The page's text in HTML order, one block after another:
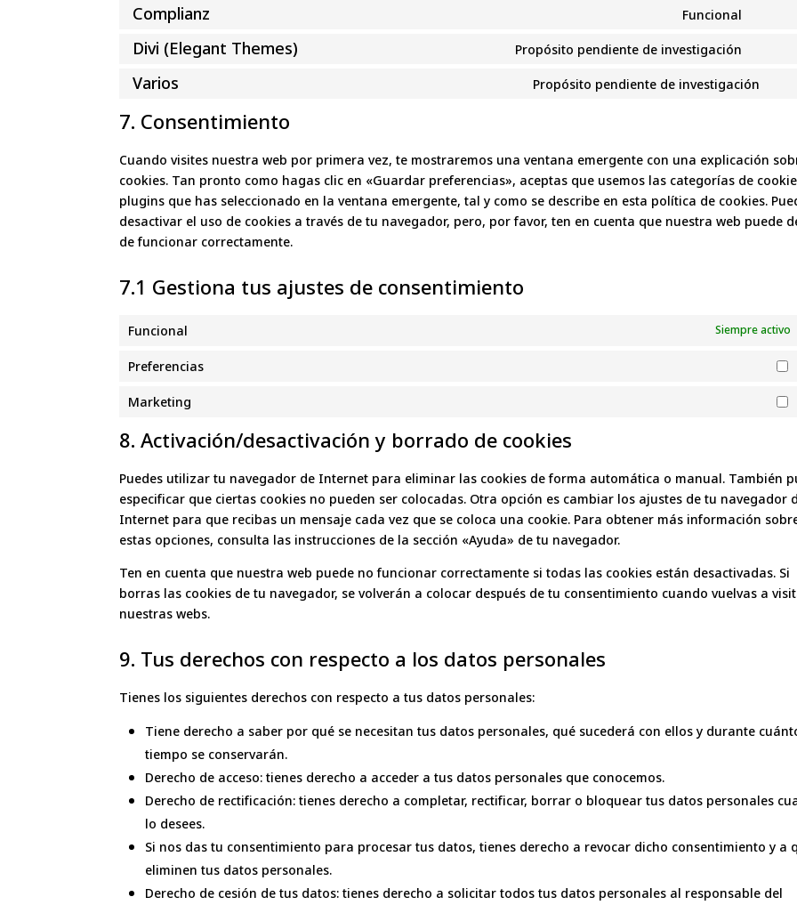
Complianz Funcional
Divi (Elegant Themes) Propósito pendiente de investigación
to
Varios Propósito pendiente de investigación
7. Consentimiento
Cuando visites nuestra web por primera vez, te mostraremos una ventana emergente con una explicación
cookies. Tan pronto como hagas clic en «Guardar preferencias», aceptas que usemos las categorías de
plugins que has seleccionado en la ventana emergente, tal y como se describe en esta política de cookies.
desactivar el uso de cookies a través de tu navegador, pero, por favor, ten en cuenta que nuestra web puede
de funcionar correctamente.
7.1 Gestiona tus ajustes de consentimiento
Funcional Siempre activo
Preferencias
Marketing
8. Activación/desactivación y borrado de cookies
Puedes utilizar tu navegador de Internet para eliminar las cookies de forma automática o manual. También
especificar que ciertas cookies no pueden ser colocadas. Otra opción es cambiar los ajustes de tu navegador
Internet para que recibas un mensaje cada vez que se coloca una cookie. Para obtener más información
estas opciones, consulta las instrucciones de la sección «Ayuda» de tu navegador.
Ten en cuenta que nuestra web puede no funcionar correctamente si todas las cookies están desactivadas. Si
borras las cookies de tu navegador, se volverán a colocar después de tu consentimiento cuando vuelvas a
nuestras webs.
9. Tus derechos con respecto a los datos personales
Tienes los siguientes derechos con respecto a tus datos personales:
Tiene derecho a saber por qué se necesitan tus datos personales, qué sucederá con ellos y durante
tiempo se conservarán.
Derecho de acceso: tienes derecho a acceder a tus datos personales que conocemos.
Derecho de rectificación: tienes derecho a completar, rectificar, borrar o bloquear tus datos personales
lo desees.
Si nos das tu consentimiento para procesar tus datos, tienes derecho a revocar dicho consentimiento y a
eliminen tus datos personales.
Derecho de cesión de tus datos: tienes derecho a solicitar todos tus datos personales al responsable del